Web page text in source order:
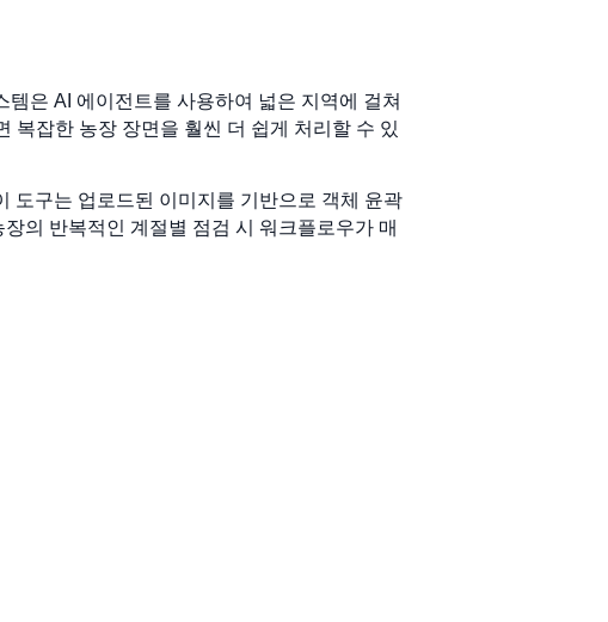
은 AI 에이전트를 사용하여 넓은 지역에 걸쳐
복잡한 농장 장면을 훨씬 더 쉽게 처리할 수 있
도구는 업로드된 이미지를 기반으로 객체 윤곽
의 반복적인 계절별 점검 시 워크플로우가 매